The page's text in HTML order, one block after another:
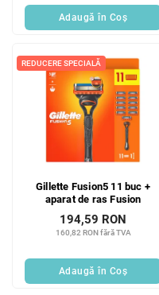
Adaugă în Coş
REDUCERE SPECIALĂ
Gillette Fusion5 11 buc +
aparat de ras Fusion
160,82 RON fără TVA
194,59 RON
Adaugă în Coş